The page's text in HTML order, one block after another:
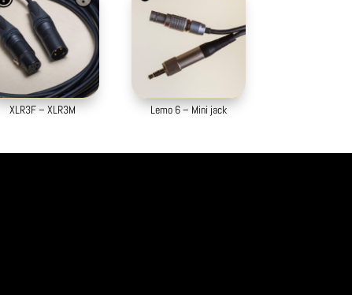
XLR3F – XLR3M Lemo 6 – Mini jack